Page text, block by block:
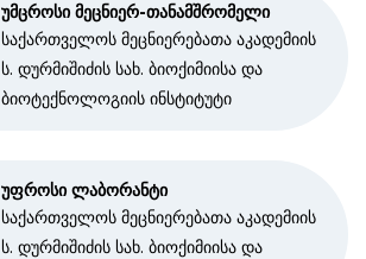
უმცროსი მეცნიერ-თანამშრომელი
საქართველოს მეცნიერებათა აკადემიის
ს. დურმიშიძის სახ. ბიოქიმიისა და
ბიოტექნოლოგიის ინსტიტუტი
უფროსი ლაბორანტი
საქართველოს მეცნიერებათა აკადემიის
ს. დურმიშიძის სახ. ბიოქიმიისა და